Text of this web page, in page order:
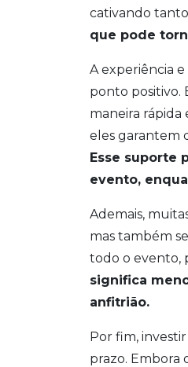
cativando
que pode
A experiência
ponto positivo.
maneira rápida
eles garantem
Esse suporte
evento,
Ademais,
mas também
todo o evento,
significa
anfitrião.
Por fim,
prazo. Embora